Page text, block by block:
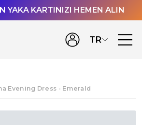
YAKA KARTINIZI HEMEN ALIN
TR
Evening Dress - Emerald